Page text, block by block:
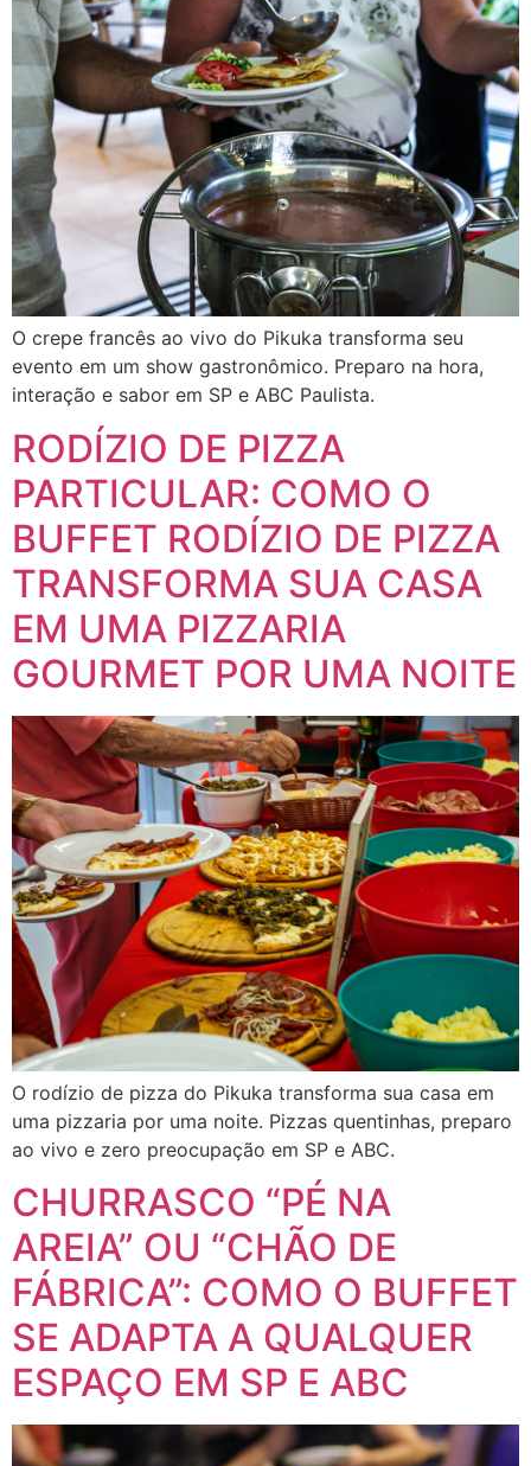
O crepe francês ao vivo do Pikuka transforma seu
evento em um show gastronômico. Preparo na hora,
interação e sabor em SP e ABC Paulista.
RODÍZIO DE PIZZA
PARTICULAR: COMO O
BUFFET RODÍZIO DE PIZZA
TRANSFORMA SUA CASA
EM UMA PIZZARIA
GOURMET POR UMA NOITE
O rodízio de pizza do Pikuka transforma sua casa em
uma pizzaria por uma noite. Pizzas quentinhas, preparo
ao vivo e zero preocupação em SP e ABC.
CHURRASCO “PÉ NA
AREIA” OU “CHÃO DE
FÁBRICA”: COMO O BUFFET
SE ADAPTA A QUALQUER
ESPAÇO EM SP E ABC